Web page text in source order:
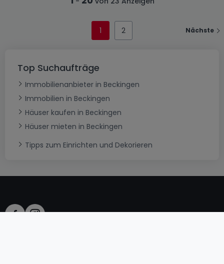
1 2 Nächste
Top Suchaufträge
Immobilienanbieter in Beckingen
Immobilien in Beckingen
Häuser kaufen in Beckingen
Häuser mieten in Beckingen
Tipps zum Einrichten und Dekorieren